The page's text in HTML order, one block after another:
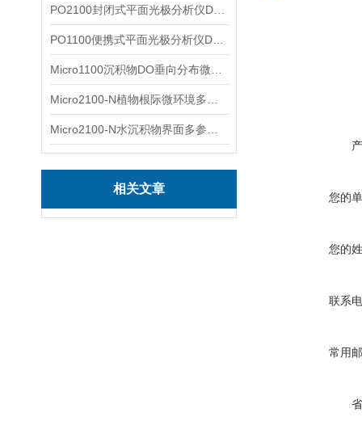
相关文章
您的
您的
联系
常用